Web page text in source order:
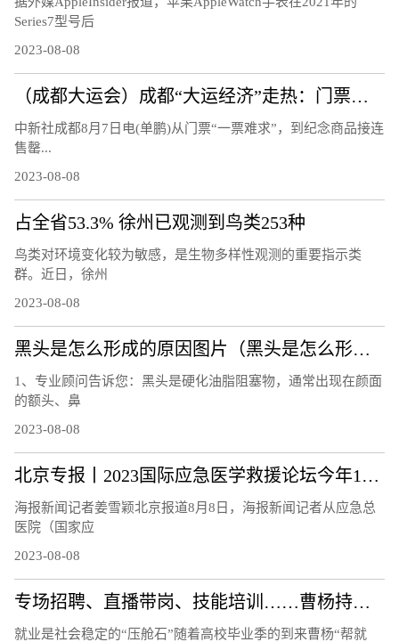
Series7型号后
2023-08-08
（成都大运会）成都“大运经济”走热：门票周边热销 “溢出效应”显著
中新社成都8月7日电(单鹏)从门票“一票难求”，到纪念商品接连
售罄...
2023-08-08
占全省53.3% 徐州已观测到鸟类253种
鸟类对环境变化较为敏感，是生物多样性观测的重要指示类
群。近日，徐州
2023-08-08
黑头是怎么形成的原因图片（黑头是怎么形成的）
1、专业顾问告诉您：黑头是硬化油脂阻塞物，通常出现在颜面
的额头、鼻
2023-08-08
北京专报丨2023国际应急医学救援论坛今年10月举办
海报新闻记者姜雪颖北京报道8月8日，海报新闻记者从应急总
医院（国家应
2023-08-08
专场招聘、直播带岗、技能培训……曹杨持续打造“15分钟就业服务示范圈”！
就业是社会稳定的“压舱石”随着高校毕业季的到来曹杨“帮就